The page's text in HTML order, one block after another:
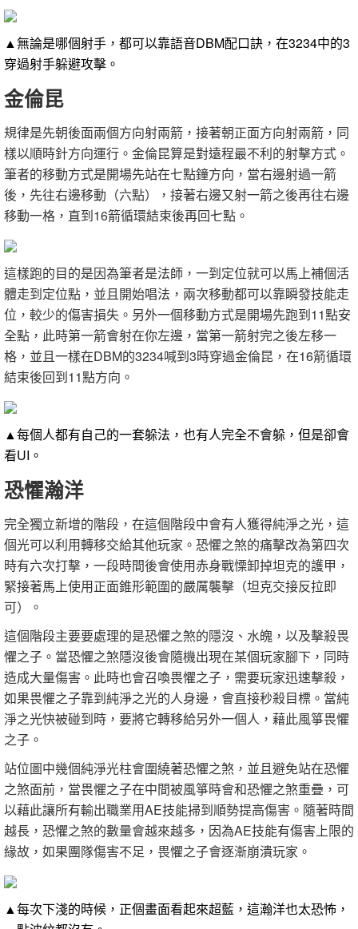
▲無論是哪個射手，都可以靠語音DBM配口訣，在3234中的3
穿過射手躲避攻擊。
金倫昆
規律是先朝後面兩個方向射兩箭，接著朝正面方向射兩箭，同
樣以順時針方向運行。金倫昆算是對遠程最不利的射擊方式。
筆者的移動方式是開場先站在七點鐘方向，當右邊射過一箭
後，先往右邊移動（六點），接著右邊又射一箭之後再往右邊
移動一格，直到16箭循環結束後再回七點。
這樣跑的目的是因為筆者是法師，一到定位就可以馬上補個活
體走到定位點，並且開始唱法，兩次移動都可以靠瞬發技能走
位，較少的傷害損失。另外一個移動方式是開場先跑到11點安
全點，此時第一箭會射在你左邊，當第一箭射完之後左移一
格，並且一樣在DBM的3234喊到3時穿過金倫昆，在16箭循環
結束後回到11點方向。
▲每個人都有自己的一套躲法，也有人完全不會躲，但是卻會
看UI。
恐懼瀚洋
完全獨立新增的階段，在這個階段中會有人獲得純淨之光，這
個光可以利用轉移交給其他玩家。恐懼之煞的痛擊改為第四次
時有六次打擊，一段時間後會使用赤身戰慄卸掉坦克的護甲，
緊接著馬上使用正面錐形範圍的嚴厲襲擊（坦克交接反拉即
可）。
這個階段主要要處理的是恐懼之煞的隱沒、水魄，以及擊殺畏
懼之子。當恐懼之煞隱沒後會隨機出現在某個玩家腳下，同時
造成大量傷害。此時也會召喚畏懼之子，需要玩家迅速擊殺，
如果畏懼之子靠到純淨之光的人身邊，會直接秒殺目標。當純
淨之光快被碰到時，要將它轉移給另外一個人，藉此風箏畏懼
之子。
站位圖中幾個純淨光柱會圍繞著恐懼之煞，並且避免站在恐懼
之煞面前，當畏懼之子在中間被風箏時會和恐懼之煞重疊，可
以藉此讓所有輸出職業用AE技能掃到順勢提高傷害。隨著時間
越長，恐懼之煞的數量會越來越多，因為AE技能有傷害上限的
緣故，如果團隊傷害不足，畏懼之子會逐漸崩潰玩家。
▲每次下淺的時候，正個畫面看起來超藍，這瀚洋也太恐怖，